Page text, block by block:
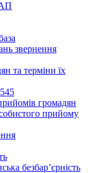
звернення
та терміни їх
громадян
прийому
безбар’єрність